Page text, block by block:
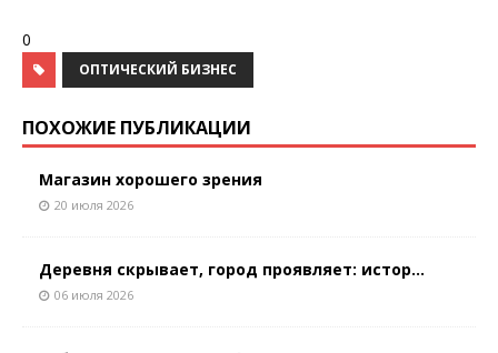
0
ОПТИЧЕСКИЙ БИЗНЕС
ПОХОЖИЕ ПУБЛИКАЦИИ
Магазин хорошего зрения
20 июля 2026
Деревня скрывает, город проявляет: истор...
06 июля 2026